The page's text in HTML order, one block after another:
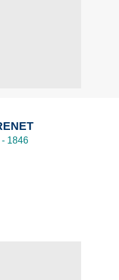
1846